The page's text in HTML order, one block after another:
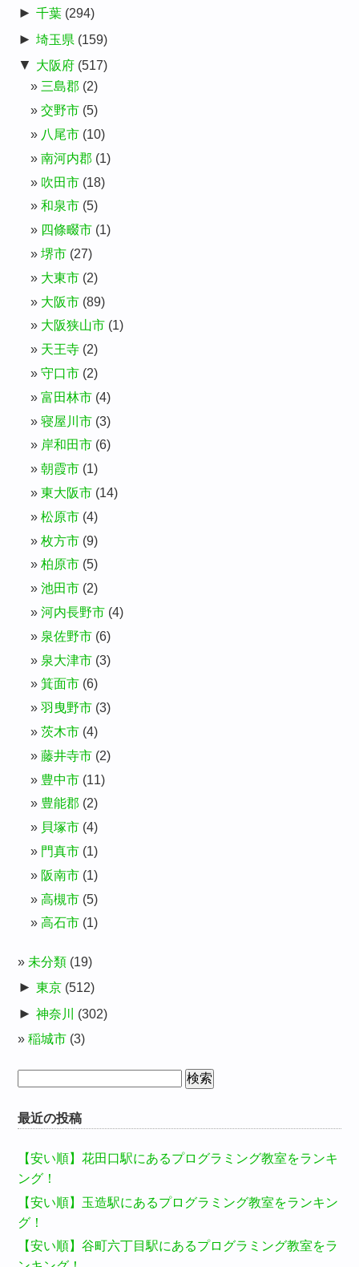
► 千葉 (294)
► 埼玉県 (159)
▼ 大阪府 (517)
三島郡 (2)
交野市 (5)
八尾市 (10)
南河内郡 (1)
吹田市 (18)
和泉市 (5)
四條畷市 (1)
堺市 (27)
大東市 (2)
大阪市 (89)
大阪狭山市 (1)
天王寺 (2)
守口市 (2)
富田林市 (4)
寝屋川市 (3)
岸和田市 (6)
朝霞市 (1)
東大阪市 (14)
松原市 (4)
枚方市 (9)
柏原市 (5)
池田市 (2)
河内長野市 (4)
泉佐野市 (6)
泉大津市 (3)
箕面市 (6)
羽曳野市 (3)
茨木市 (4)
藤井寺市 (2)
豊中市 (11)
豊能郡 (2)
貝塚市 (4)
門真市 (1)
阪南市 (1)
高槻市 (5)
高石市 (1)
未分類 (19)
► 東京 (512)
► 神奈川
(302)
稲城市 (3)
最近の投稿
【安い順】花田口駅にあるプログラミング教室をランキ
ング！
【安い順】玉造駅にあるプログラミング教室をランキン
グ！
【安い順】谷町六丁目駅にあるプログラミング教室をラ